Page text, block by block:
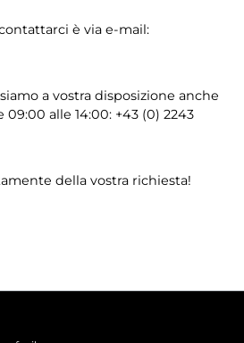
è via e-mail:
a vostra disposizione anche
alle 14:00: +43 (0) 2243
della vostra richiesta!